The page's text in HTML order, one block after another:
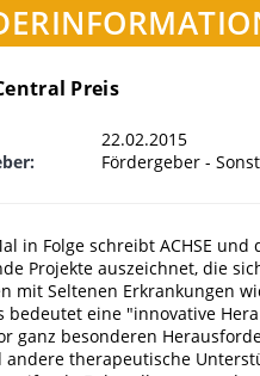
Preis
22.02.2015
Fördergeber -
in Folge schreibt ACHSE
Projekte auszeichnet, die
mit Seltenen Erkrankungen
bedeutet eine "innovative
ganz besonderen
andere therapeutische